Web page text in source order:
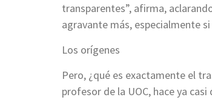
transparentes”, afirma,
agravante más, especialmente
Los orígenes
Pero, ¿qué es exactamente el
profesor de la UOC, hace ya